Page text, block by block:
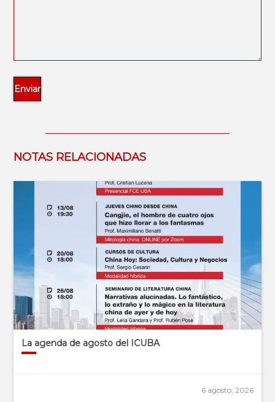
NOTAS RELACIONADAS
La agenda de agosto del ICUBA
6 agosto, 2026